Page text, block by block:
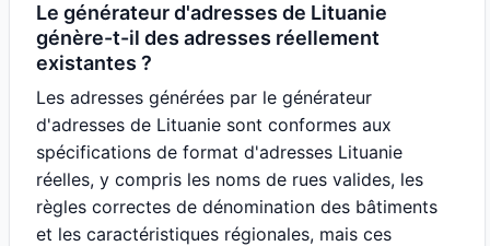
Le générateur d'adresses de Lituanie
génère-t-il des adresses réellement
existantes ?
Les adresses générées par le générateur
d'adresses de Lituanie sont conformes aux
spécifications de format d'adresses Lituanie
réelles, y compris les noms de rues valides, les
règles correctes de dénomination des bâtiments
et les caractéristiques régionales, mais ces